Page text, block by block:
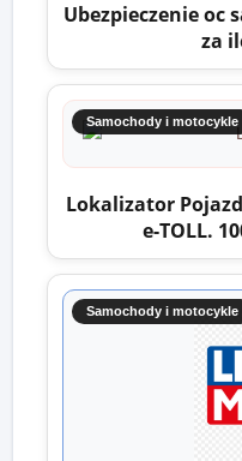
Ubezpieczenie oc
za
Samochody i motocykle
Lokalizator
e-TOLL.
Samochody i motocykle